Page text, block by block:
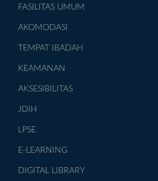
FASILITAS UMUM
AKOMODASI
TEMPAT IBADAH
KEAMANAN
AKSESIBILITAS
JDIH
LPSE
E-LEARNING
DIGITAL LIBRARY